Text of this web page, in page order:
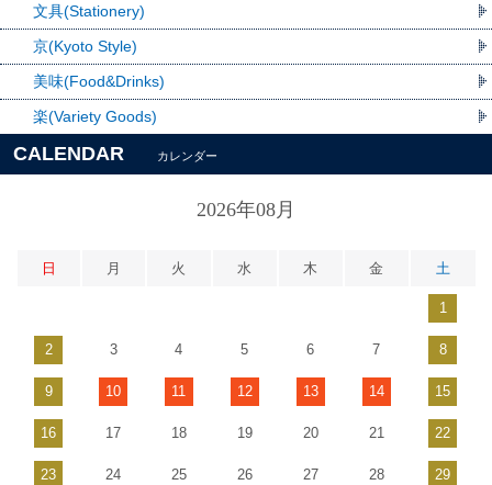
文具(Stationery)
京(Kyoto Style)
美味(Food&Drinks)
楽(Variety Goods)
CALENDAR カレンダー
2026年08月
日 月 火 水 木 金 土
1
2 3 4 5 6 7 8
9 10 11 12 13 14 15
16 17 18 19 20 21 22
23 24 25 26 27 28 29